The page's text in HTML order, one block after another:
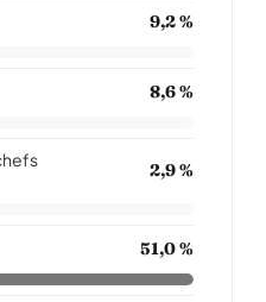
9,2 %
8,6 %
2,9 %
51,0 %